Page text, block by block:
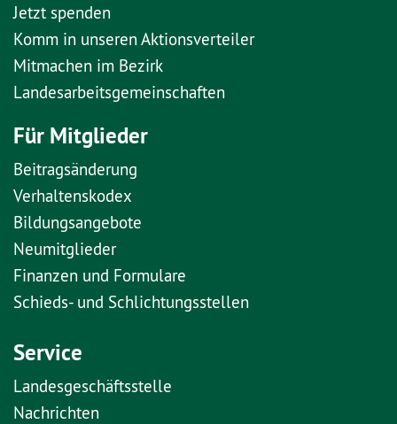
Jetzt spenden
Komm in unseren Aktionsverteiler
Mitmachen im Bezirk
Landesarbeitsgemeinschaften
Für Mitglieder
Beitragsänderung
Verhaltenskodex
Bildungsangebote
Neumitglieder
Finanzen und Formulare
Schieds- und Schlichtungsstellen
Service
Landesgeschäftsstelle
Nachrichten